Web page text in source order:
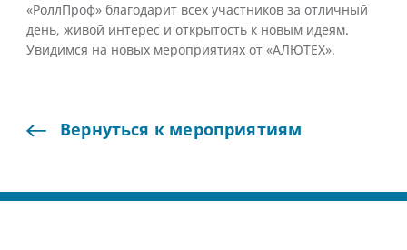
«РоллПроф» благодарит всех участников за отличный
день, живой интерес и открытость к новым идеям.
Увидимся на новых мероприятиях от «АЛЮТЕХ».
Вернуться к мероприятиям